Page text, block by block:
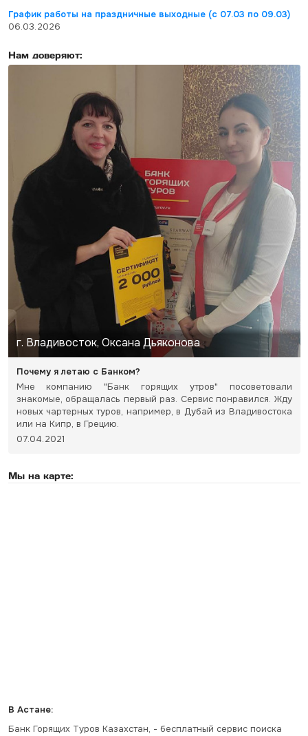
График работы на праздничные выходные (с 07.03 по 09.03)
06.03.2026
Нам доверяют:
г. Владивосток, Оксана Дьяконова
Почему я летаю с Банком?
Мне компанию "Банк горящих утров" посоветовали
знакомые, обращалась первый раз. Сервис понравился. Жду
новых чартерных туров, например, в Дубай из Владивостока
или на Кипр, в Грецию.
07.04.2021
Мы на карте:
В Астане:
Банк Горящих Туров Казахстан, - бесплатный сервис поиска